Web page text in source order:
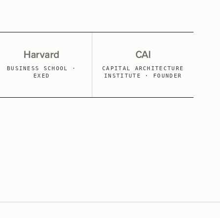
Harvard
BUSINESS SCHOOL ·
EXED
CAI
CAPITAL ARCHITECTURE
INSTITUTE · FOUNDER